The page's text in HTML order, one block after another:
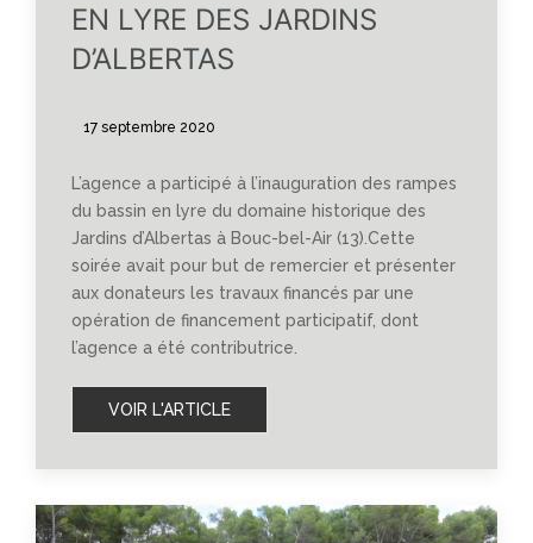
EN LYRE DES JARDINS
D’ALBERTAS
17 septembre 2020
L’agence a participé à l’inauguration des rampes
du bassin en lyre du domaine historique des
Jardins d’Albertas à Bouc-bel-Air (13).Cette
soirée avait pour but de remercier et présenter
aux donateurs les travaux financés par une
opération de financement participatif, dont
l’agence a été contributrice.
VOIR L'ARTICLE